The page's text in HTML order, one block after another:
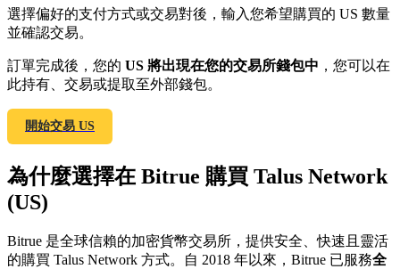
Bitrue渠道合伙人
最高達65%佣金！
邀请好友
選擇偏好的支付方式或交易對後，輸入您希望購買的 US 數量
並確認交易。
訂單完成後，您的 US 將出現在您的交易所錢包中 ，您可以在
此持有、交易或提取至外部錢包。
開始交易 US
為什麼選擇在 Bitrue 購買 Talus Network
(US)
Bitrue 是全球信賴的加密貨幣交易所，提供安全、快速且靈活
的購買 Talus Network 方式。自 2018 年以來，Bitrue 已服務全